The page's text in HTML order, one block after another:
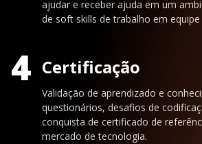
ajudar e receber ajuda em um
de soft skills de trabalho em
4 Certificação
Validação de aprendizado e
questionários, desafios de
conquista de certificado de
mercado de tecnologia.